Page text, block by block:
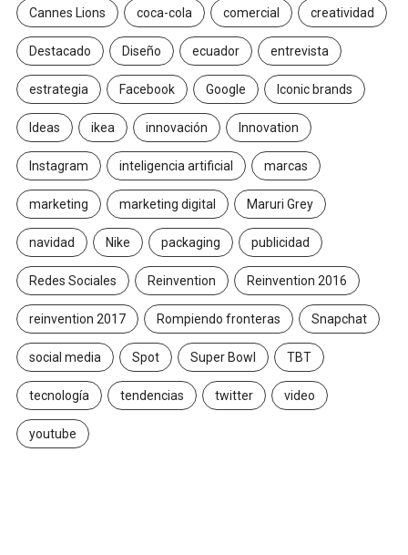
Cannes Lions coca-cola comercial creatividad
Destacado Diseño ecuador entrevista
estrategia Facebook Google Iconic brands
Ideas ikea innovación Innovation
Instagram inteligencia artificial marcas
marketing marketing digital Maruri Grey
navidad Nike packaging publicidad
Redes Sociales Reinvention Reinvention 2016
reinvention 2017 Rompiendo fronteras Snapchat
social media Spot Super Bowl TBT
tecnología tendencias twitter video
youtube